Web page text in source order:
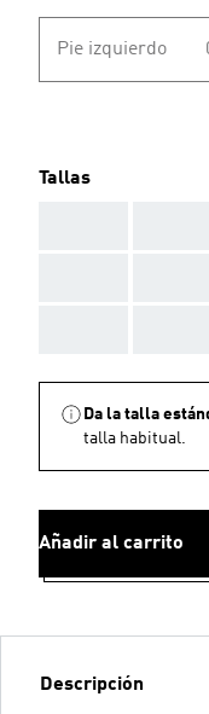
Pie izquierdo
Tallas
Da la talla
talla habitual.
Añadir al carrito
Descripción